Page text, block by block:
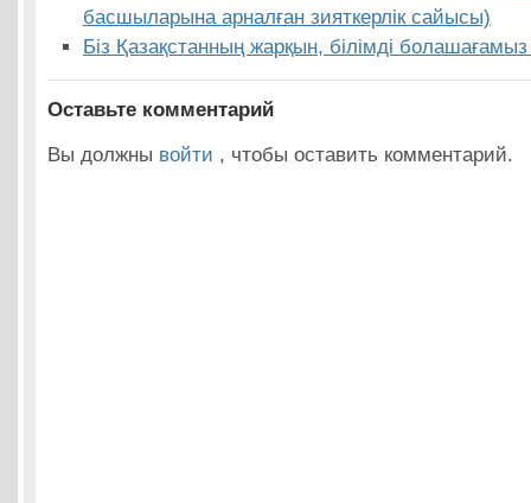
басшыларына арналған зияткерлік сайысы)
Біз Қазақстанның жарқын, білімді
Оставьте комментарий
Вы должны войти , чтобы оставить комментарий.